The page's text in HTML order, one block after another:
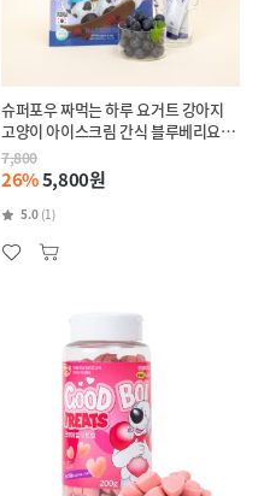
슈퍼포우 짜먹는 하루 요거트 강아지
고양이 아이스크림 간식 블루베리요거
트, 84g, 1개
7,800
26%5,800원
5.0 (1)